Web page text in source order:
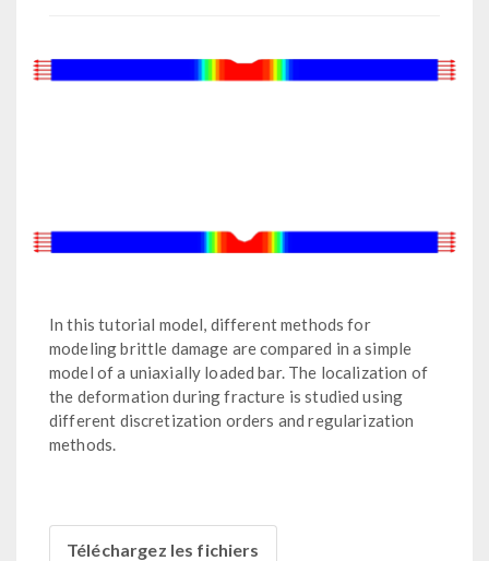
In this tutorial model, different methods for
modeling brittle damage are compared in a simple
model of a uniaxially loaded bar. The localization of
the deformation during fracture is studied using
different discretization orders and regularization
methods.
Téléchargez les fichiers